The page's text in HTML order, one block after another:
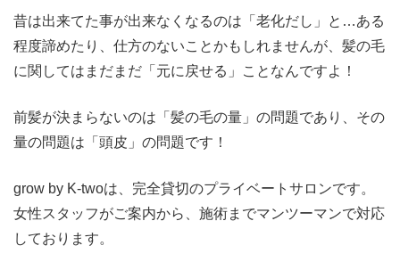
昔は出来てた事が出来なくなるのは「老化だし」と…ある
程度諦めたり、仕方のないことかもしれませんが、髪の毛
に関してはまだまだ「元に戻せる」ことなんですよ！
前髪が決まらないのは「髪の毛の量」の問題であり、その
量の問題は「頭皮」の問題です！
grow by K-twoは、完全貸切のプライベートサロンです。
女性スタッフがご案内から、施術までマンツーマンで対応
しております。